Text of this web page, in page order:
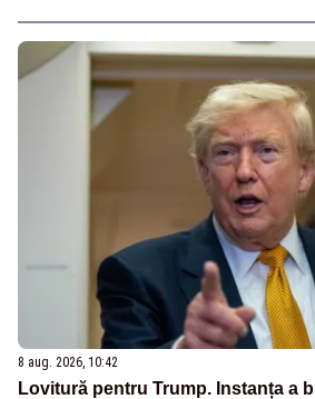
8 aug. 2026, 10:42
Lovitură pentru Trump. Instanța a